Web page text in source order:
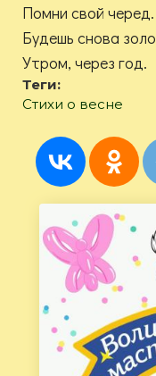
Помни свой черед.
Будешь снова
Утром, через год.
Теги:
Стихи о весне